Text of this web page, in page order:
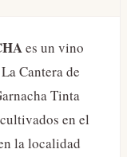
es un vino
Cantera de
Tinta
en el
la localidad